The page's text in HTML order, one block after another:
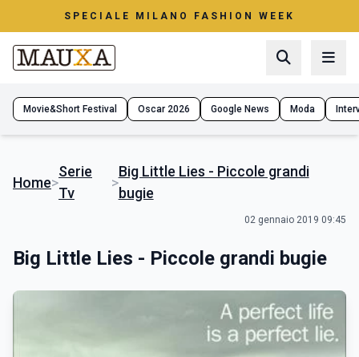
SPECIALE MILANO FASHION WEEK
Movie&Short Festival Oscar 2026 Google News Moda
Home>
Serie
Tv
>
Big Little Lies - Piccole grandi
bugie
02 gennaio 2019 09:45
Big Little Lies - Piccole grandi bugie